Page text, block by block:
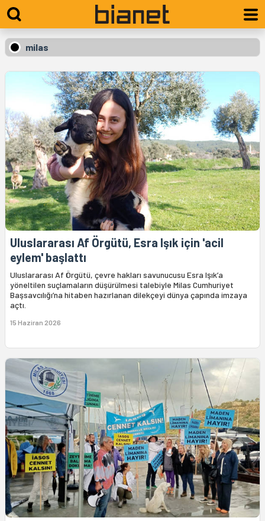
milas
Uluslararası Af Örgütü, Esra Işık için 'acil
eylem' başlattı
Uluslararası Af Örgütü, çevre hakları savunucusu Esra Işık’a
yöneltilen suçlamaların düşürülmesi talebiyle Milas Cumhuriyet
Başsavcılığı’na hitaben hazırlanan dilekçeyi dünya çapında imzaya
açtı.
15 Haziran 2026